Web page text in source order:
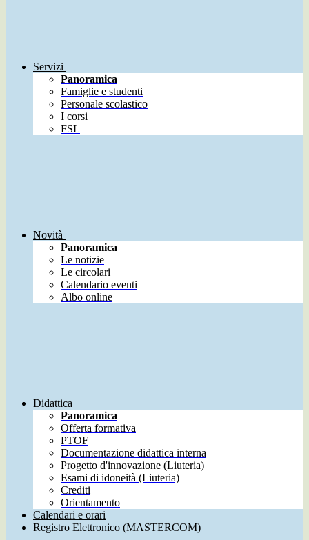
Servizi
Panoramica
Famiglie e studenti
Personale scolastico
I corsi
FSL
Novità
Panoramica
Le notizie
Le circolari
Calendario eventi
Albo online
Didattica
Panoramica
Offerta formativa
PTOF
Documentazione didattica interna
Progetto d'innovazione (Liuteria)
Esami di idoneità (Liuteria)
Crediti
Orientamento
Calendari e orari
Registro Elettronico (MASTERCOM)